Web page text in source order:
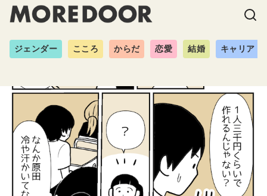
ジェンダー こころ からだ 恋愛 結婚 キャリア